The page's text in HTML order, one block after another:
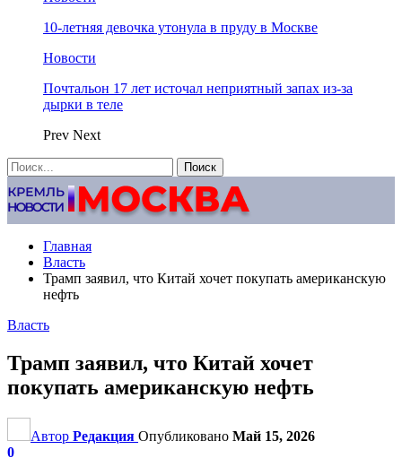
10-летняя девочка утонула в пруду в Москве
Новости
Почтальон 17 лет источал неприятный запах из-за
дырки в теле
Prev Next
Главная
Власть
Трамп заявил, что Китай хочет покупать американскую
нефть
Власть
Трамп заявил, что Китай хочет
покупать американскую нефть
Автор Редакция Опубликовано Май 15, 2026
0